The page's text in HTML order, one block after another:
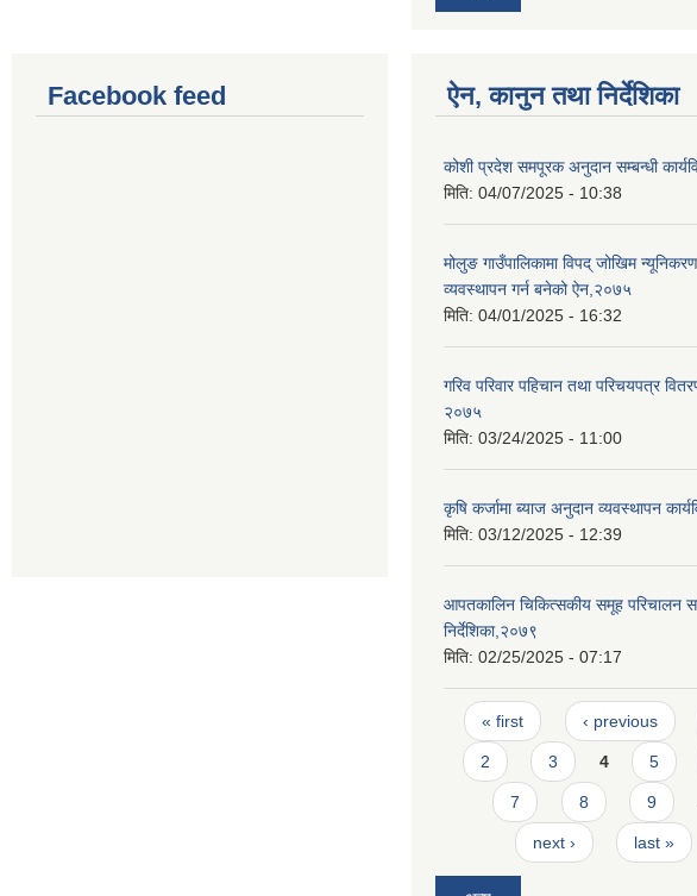
Facebook feed ऐन, कानुन तथा निर्देशिका
कोशी प्रदेश समपूरक अनुदान सम्बन्धी
मिति: 04/07/2025 - 10:38
मोलुङ गाउँपालिकामा विपद् जोखिम
व्यवस्थापन गर्न बनेको ऐन,२०७५
मिति: 04/01/2025 - 16:32
गरिव परिवार पहिचान तथा परिचयपत्र
२०७५
मिति: 03/24/2025 - 11:00
कृषि कर्जामा ब्याज अनुदान व्यवस्थापन
मिति: 03/12/2025 - 12:39
आपतकालिन चिकित्सकीय समूह परिचालन
निर्देशिका,२०७९
मिति: 02/25/2025 - 07:17
Pages
« first ‹ previous
2 3 4 5
7 8 9
next › last »